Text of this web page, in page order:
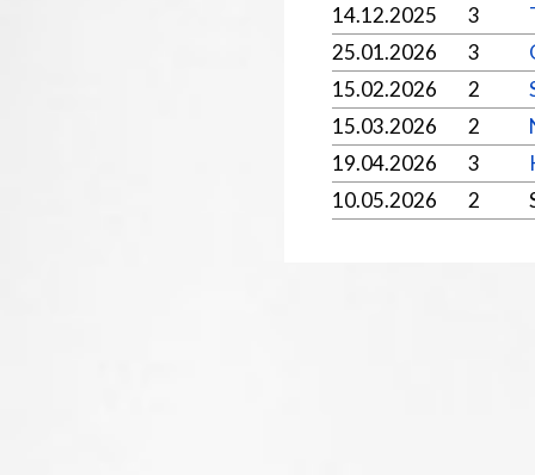
14.12.2025
3
25.01.2026
3
15.02.2026
2
15.03.2026
2
19.04.2026
3
10.05.2026
2